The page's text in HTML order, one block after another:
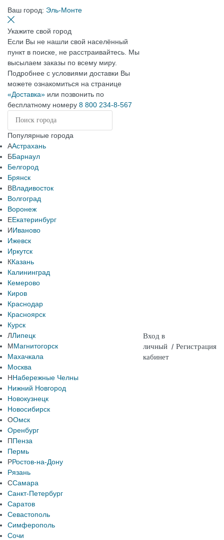
Ваш город: Эль-Монте
Укажите свой город
Если Вы не нашли свой населённый
пункт в поиске, не расстраивайтесь. Мы
высылаем заказы по всему миру.
Подробнее с условиями доставки Вы
можете ознакомиться на странице
«Доставка» или позвонить по
бесплатному номеру 8 800 234-8-567
Популярные города
ААстрахань
ББарнаул
Белгород
Брянск
ВВладивосток
Волгоград
Воронеж
ЕЕкатеринбург
ИИваново
Ижевск
Иркутск
ККазань
Калининград
Кемерово
Киров
Краснодар
Красноярск
Курск
ЛЛипецк
ММагнитогорск
Махачкала
Москва
ННабережные Челны
Нижний Новгород
Новокузнецк
Новосибирск
ООмск
Оренбург
ППенза
Пермь
РРостов-на-Дону
Рязань
ССамара
Санкт-Петербург
Саратов
Севастополь
Симферополь
Сочи
Вход в
личный
кабинет
/ Регистрация